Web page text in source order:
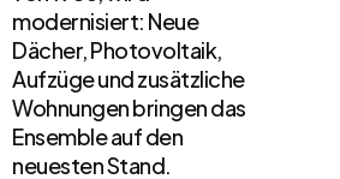
modernisiert: Neue
Dächer, Photovoltaik,
Aufzüge und zusätzliche
Wohnungen bringen das
Ensemble auf den
neuesten Stand.